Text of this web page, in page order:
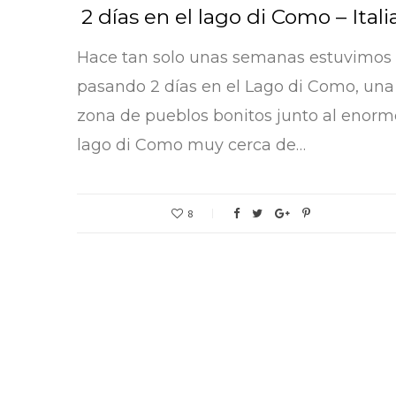
2 días en el lago di Como –
Hace tan solo unas semanas estuvimos
pasando 2 días en el Lago di Como, una
zona de pueblos bonitos junto al
lago di Como muy cerca de…
8